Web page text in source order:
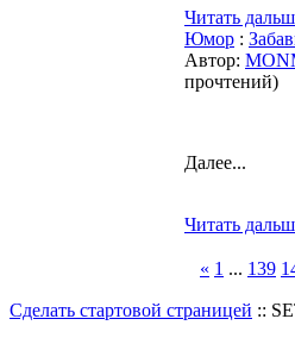
Читать
Юмор :
Автор:
прочтений)
Далее...
Читать
« 1 ... 139
Сделать стартовой страницей ::